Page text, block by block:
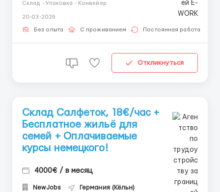
Кандидаты под параграф живут 2 недели бесплатно
и ждут параграф , потом выход на работу ) 📒Д...
Склад - Упаковка - Конвейер
20-03-2026
Без опыта С проживанием Постоянная работа
Откликнуться
Склад Салфеток, 18€/час +
Бесплатное жильё для
семей + Оплачиваемые
курсы немецкого!
4000€ / в месяц
NewJobs Германия (Кёльн)